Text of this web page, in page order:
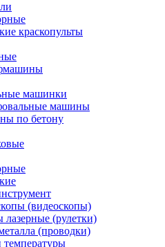
краскопульты
машинки
машины
по бетону
(видеоскопы)
лазерные (рулетки)
(проводки)
температуры